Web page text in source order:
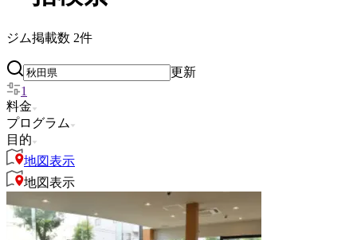
ジム掲載数 2件
更新
1
料金
プログラム
目的
地図表示
地図表示